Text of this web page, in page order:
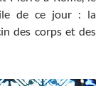
de ce jour : la
des corps et des